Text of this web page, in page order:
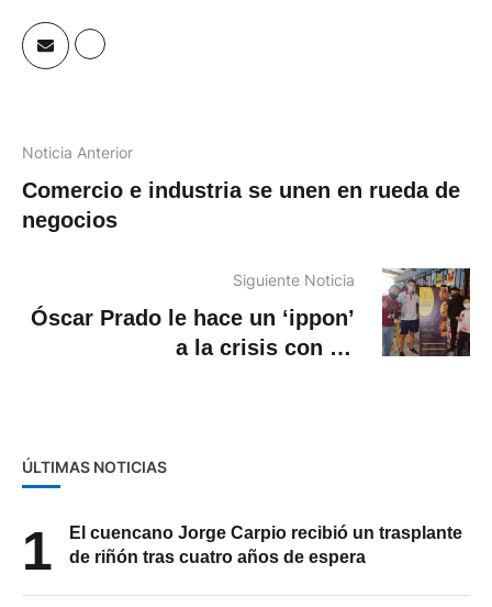
Noticia Anterior
Comercio e industria se unen en rueda de
negocios
Siguiente Noticia
Óscar Prado le hace un ‘ippon’
a la crisis con su
ÚLTIMAS NOTICIAS
1
El cuencano Jorge Carpio recibió un trasplante
de riñón tras cuatro años de espera